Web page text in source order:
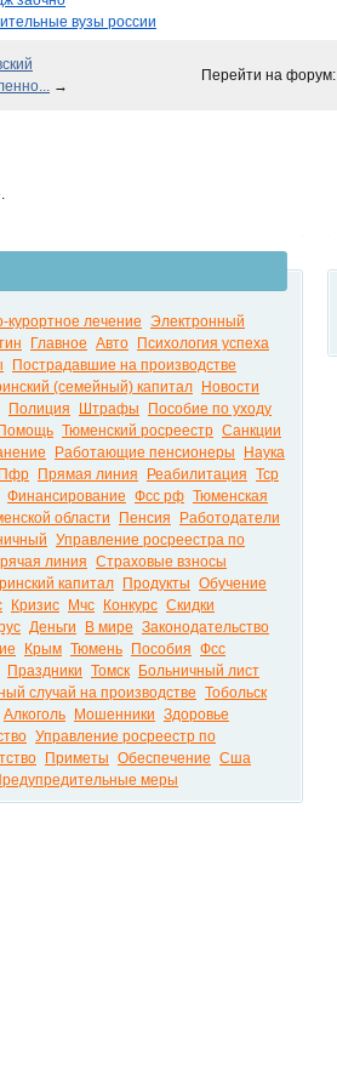
вузы россии
→
Перейти на форум:
курортное лечение Электронный
Главное Авто
Психология успеха
Пострадавшие на производстве
(семейный) капитал
Новости
Полиция Штрафы
Пособие по уходу
Помощь Тюменский росреестр Санкции
Работающие пенсионеры
Наука
Пфр Прямая линия Реабилитация Тср
Финансирование Фсс рф Тюменская
области Пенсия
Работодатели
Управление росреестра по
линия Страховые взносы
капитал Продукты Обучение
Кризис Мчс Конкурс Скидки
Деньги В мире Законодательство
Крым Тюмень Пособия Фсс
Праздники Томск
Больничный лист
случай на производстве Тобольск
Алкоголь Мошенники Здоровье
Управление росреестр по
Приметы Обеспечение Сша
меры